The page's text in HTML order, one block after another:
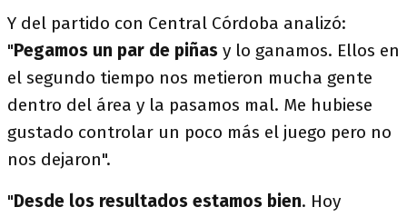
Y del partido con Central Córdoba analizó:
"Pegamos un par de piñas y lo ganamos. Ellos en
el segundo tiempo nos metieron mucha gente
dentro del área y la pasamos mal. Me hubiese
gustado controlar un poco más el juego pero no
nos dejaron".
"Desde los resultados estamos bien. Hoy